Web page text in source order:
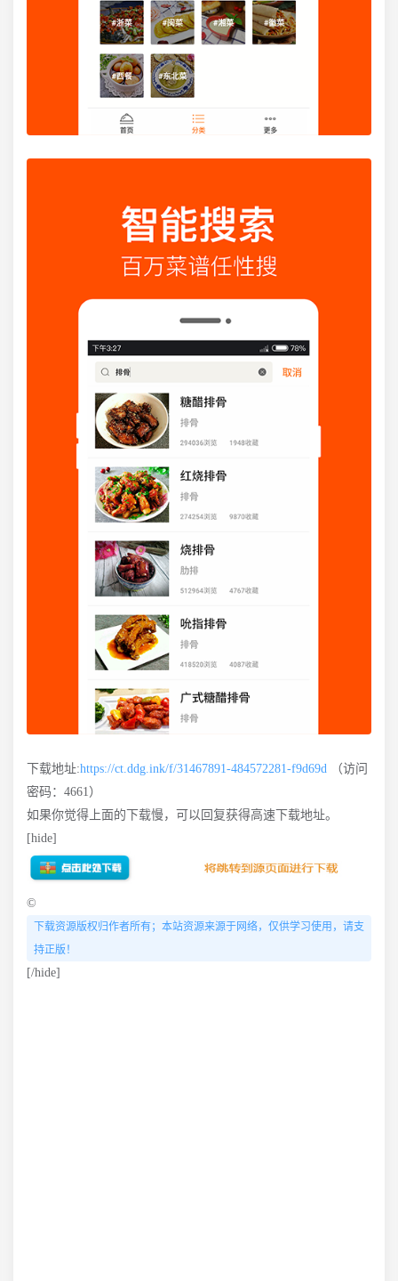
下载地址:https://ct.ddg.ink/f/31467891-484572281-f9d69d
（访问
密码：4661）
如果你觉得上面的下载慢，可以回复获得高速下载地址。
[hide]
©
下载资源版权归作者所有；本站资源来源于网络，仅供学习使用，请支
持正版！
[/hide]